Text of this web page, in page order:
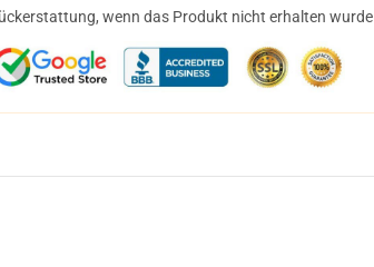
wenn das Produkt nicht erhalten wurde